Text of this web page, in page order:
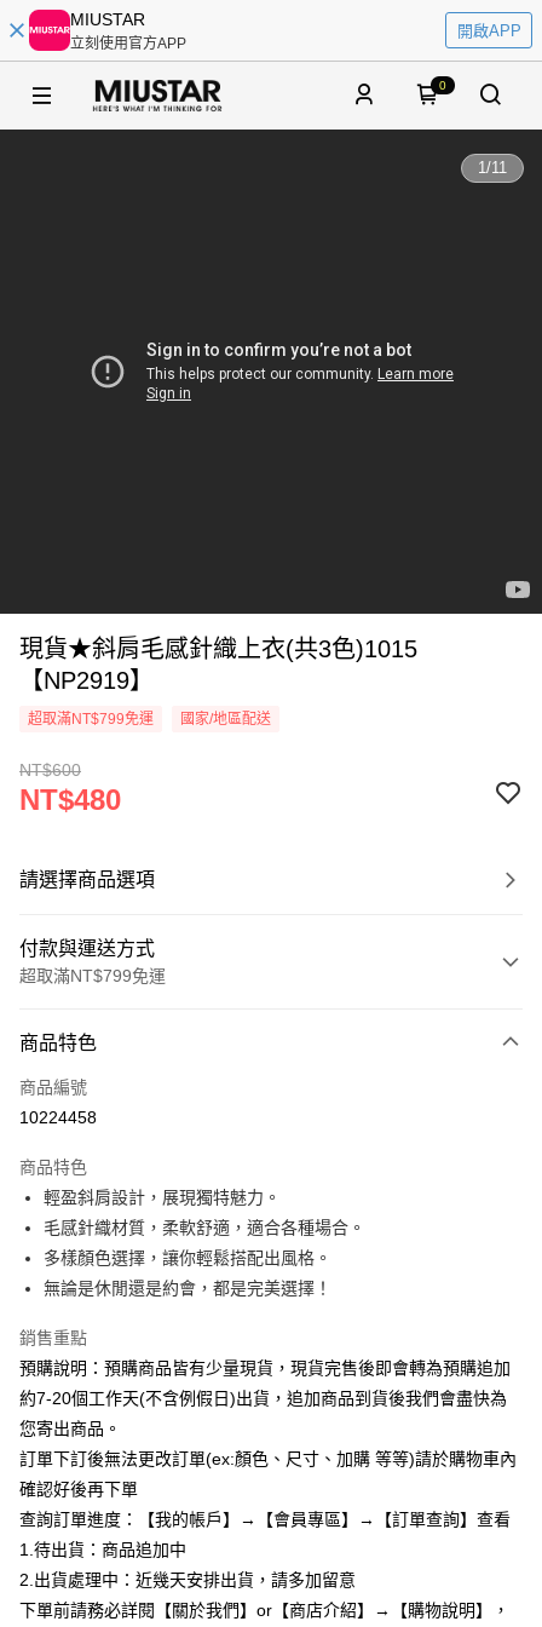
MIUSTAR
立刻使用官方APP
開啟APP
0
1/11
現貨★斜肩毛感針織上衣(共3色)1015
【NP2919】
超取滿NT$799免運 國家/地區配送
NT$600
NT$480
請選擇商品選項
付款與運送方式
超取滿NT$799免運
信用卡一次付款
超商取貨付款
Apple Pay
街口支付
悠遊付
Google Pay
全支付
【關於「AFTEE先享後付」】
AFTEE先享後付是「在收到商品之後才付款」的支付方式。 讓您購物簡單
便利好安心！
１．簡單：不需註冊會員、不需綁卡、不需儲值。
２．便利：只要手機號碼，簡訊認證，即可結帳。
３．安心：先確認商品／服務後，再付款。
ATM付款
運送方式
全家付款取貨
每筆NT$85，滿NT$799(含以上)免運費
商品特色
商品編號
10224458
商品特色
輕盈斜肩設計，展現獨特魅力。
毛感針織材質，柔軟舒適，適合各種場合。
多樣顏色選擇，讓你輕鬆搭配出風格。
無論是休閒還是約會，都是完美選擇！
銷售重點
預購說明：預購商品皆有少量現貨，現貨完售後即會轉為預購追加
約7-20個工作天(不含例假日)出貨，追加商品到貨後我們會盡快為
您寄出商品。
訂單下訂後無法更改訂單(ex:顏色、尺寸、加購 等等)請於購物車內
確認好後再下單
查詢訂單進度：【我的帳戶】→【會員專區】→【訂單查詢】查看
1.待出貨：商品追加中
2.出貨處理中：近幾天安排出貨，請多加留意
下單前請務必詳閱【關於我們】or【商店介紹】→【購物說明】，